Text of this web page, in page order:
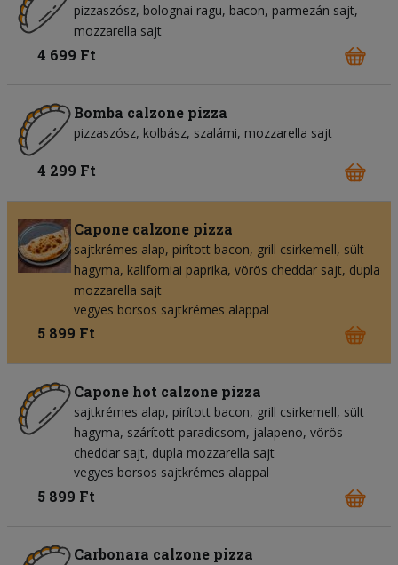
pizzaszósz bolognai ragu bacon parmezán sajt
mozzarella sajt
4 699 Ft
Bomba calzone pizza
pizzaszósz kolbász szalámi mozzarella sajt
4 299 Ft
Capone calzone pizza
sajtkrémes alap pirított bacon grill csirkemell sült
hagyma kaliforniai paprika vörös cheddar sajt dupla
mozzarella sajt
vegyes borsos sajtkrémes alappal
5 899 Ft
Capone hot calzone pizza
sajtkrémes alap pirított bacon grill csirkemell sült
hagyma szárított paradicsom jalapeno vörös
cheddar sajt dupla mozzarella sajt
vegyes borsos sajtkrémes alappal
5 899 Ft
Carbonara calzone pizza